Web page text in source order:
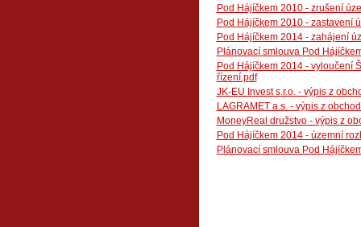
Pod Hájíčkem 2010 - zrušení
Pod Hájíčkem 2010 - zastavení
Pod Hájíčkem 2014 - zahájení
Plánovací smlouva Pod
Pod Hájíčkem 2014 - vyloučení
řízení.pdf
JK-EU Invest s.r.o. - výpis z
LAGRAMET a.s. - výpis z
MoneyReal družstvo - výpis z
Pod Hájíčkem 2014 - územní
Plánovací smlouva Pod